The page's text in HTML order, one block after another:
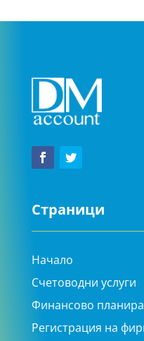
Страници
Начало
Счетоводни услуги
Финансово
Регистрация на